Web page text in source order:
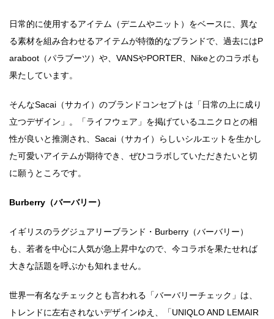
日常的に使用するアイテム（デニムやニット）をベースに、異な
る素材を組み合わせるアイテムが特徴的なブランドで、過去にはP
araboot（パラブーツ）や、VANSやPORTER、Nikeとのコラボも
果たしています。
そんなSacai（サカイ）のブランドコンセプトは「日常の上に成り
立つデザイン」。「ライフウェア」を掲げているユニクロとの相
性が良いと推測され、Sacai（サカイ）らしいシルエットを生かし
た可愛いアイテムが期待でき、ぜひコラボしていただきたいと切
に願うところです。
Burberry（バーバリー）
イギリスのラグジュアリーブランド・Burberry（バーバリー）
も、若者を中心に人気が急上昇中なので、今コラボを果たせれば
大きな話題を呼ぶかも知れません。
世界一有名なチェックとも言われる「バーバリーチェック」は、
トレンドに左右されないデザインゆえ、「UNIQLO AND LEMAIR